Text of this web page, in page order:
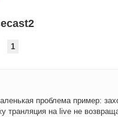
1
проблема пример:
транляция на live не